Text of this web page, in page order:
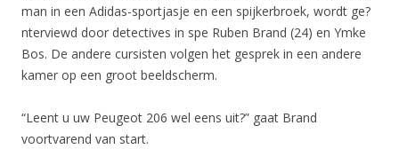
man in een Adidas-sportjasje en een spijkerbroek, wordt ge?
nterviewd door detectives in spe Ruben Brand (24) en Ymke
Bos. De andere cursisten volgen het gesprek in een andere
kamer op een groot beeldscherm.
“Leent u uw Peugeot 206 wel eens uit?” gaat Brand
voortvarend van start.